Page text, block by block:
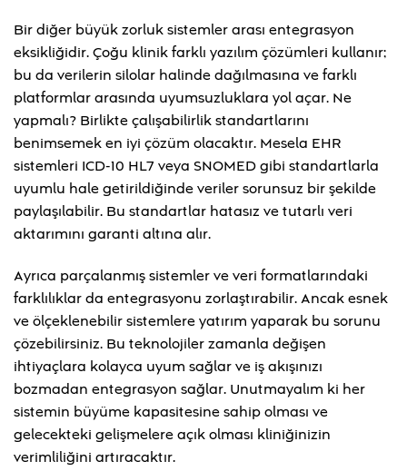
Bir diğer büyük zorluk sistemler arası entegrasyon
eksikliğidir. Çoğu klinik farklı yazılım çözümleri kullanır;
bu da verilerin silolar halinde dağılmasına ve farklı
platformlar arasında uyumsuzluklara yol açar. Ne
yapmalı? Birlikte çalışabilirlik standartlarını
benimsemek en iyi çözüm olacaktır. Mesela EHR
sistemleri ICD-10 HL7 veya SNOMED gibi standartlarla
uyumlu hale getirildiğinde veriler sorunsuz bir şekilde
paylaşılabilir. Bu standartlar hatasız ve tutarlı veri
aktarımını garanti altına alır.
Ayrıca parçalanmış sistemler ve veri formatlarındaki
farklılıklar da entegrasyonu zorlaştırabilir. Ancak esnek
ve ölçeklenebilir sistemlere yatırım yaparak bu sorunu
çözebilirsiniz. Bu teknolojiler zamanla değişen
ihtiyaçlara kolayca uyum sağlar ve iş akışınızı
bozmadan entegrasyon sağlar. Unutmayalım ki her
sistemin büyüme kapasitesine sahip olması ve
gelecekteki gelişmelere açık olması kliniğinizin
verimliliğini artıracaktır.